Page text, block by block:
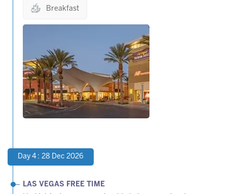
Breakfast
Day 4 : 28 Dec 2026
LAS VEGAS FREE TIME